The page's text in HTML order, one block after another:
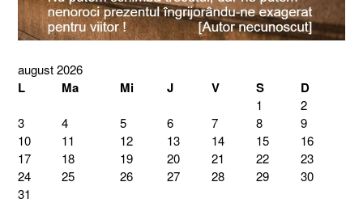
august 2026
L Ma Mi J V S D
1
2
3
4 5 6 7 8
9
10
11 12 13 14 15
16
17
18 19 20 21 22
23
24
25 26 27 28 29
30
31